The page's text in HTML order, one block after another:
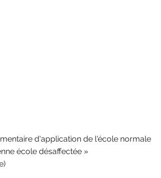
d'application de l'école normale
école désaffectée »